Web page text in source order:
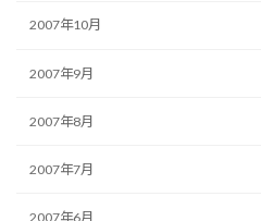
2007年10月
2007年9月
2007年8月
2007年7月
2007年6月